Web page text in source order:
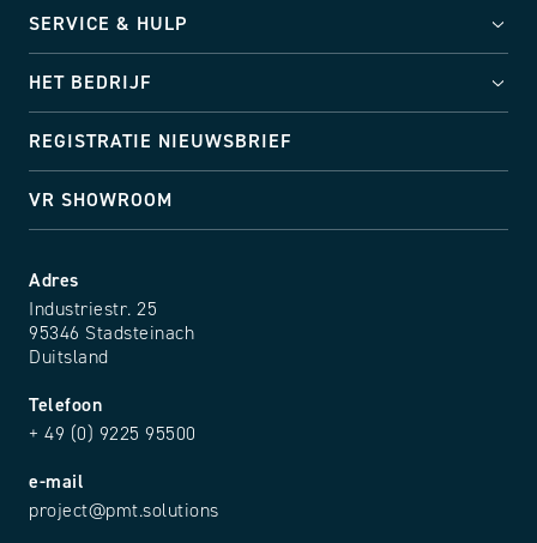
Adres
Industriestr. 25
95346 Stadsteinach
Duitsland
Telefoon
+ 49 (0) 9225 95500
e-mail
project@pmt.solutions
SERVICE & HULP
HET BEDRIJF
REGISTRATIE NIEUWSBRIEF
VR SHOWROOM